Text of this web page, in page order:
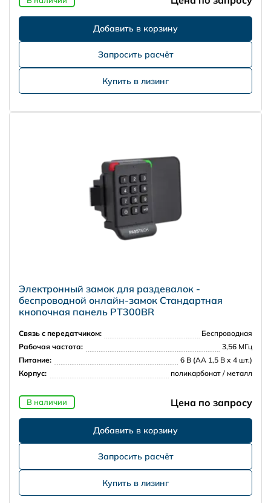
Запросить расчёт
Купить в лизинг
Электронный замок для раздевалок -
беспроводной онлайн-замок Стандартная
кнопочная панель PT300BR
Связь с передатчиком:
Беспроводная
Рабочая частота:
3,56 МГц
Питание:
6 В (АА 1,5 В х 4 шт.)
Корпус:
поликарбонат / металл
В наличии Цена по запросу
Запросить расчёт
Купить в лизинг